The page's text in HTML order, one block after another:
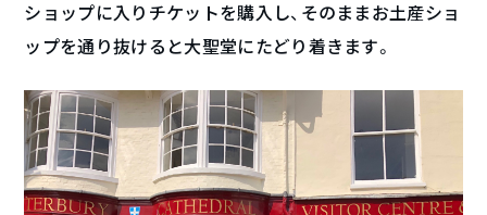
ショップに入りチケットを購入し、そのままお土産ショ
ップを通り抜けると大聖堂にたどり着きます。